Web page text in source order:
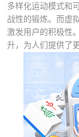
多样化运动模式和
战性的锻炼。而虚
激发用户的积极性
升，为人们提供了